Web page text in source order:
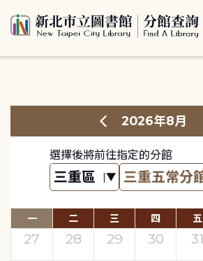
2026年8月
選擇後將前往指定的分館
一 二 三 四 五
27 28 29 30 31